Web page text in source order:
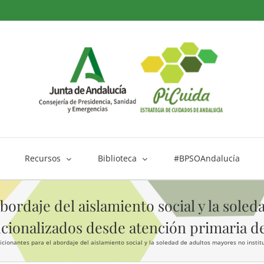
Recursos Biblioteca #BPSOAndalucía
del aislamiento social y la
desde atención primaria
para el abordaje del aislamiento social y la soledad de adultos mayores no